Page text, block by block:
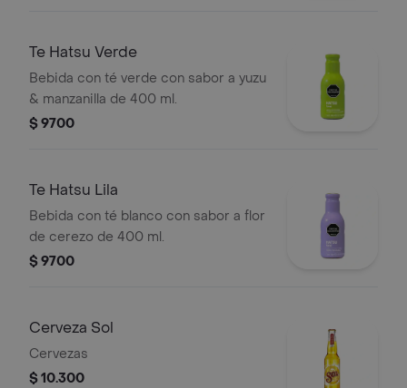
Te Hatsu Verde
Bebida con té verde con sabor a yuzu
& manzanilla de 400 ml.
$ 9700
Te Hatsu Lila
Bebida con té blanco con sabor a flor
de cerezo de 400 ml.
$ 9700
Cerveza Sol
Cervezas
$ 10.300